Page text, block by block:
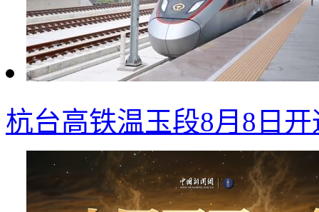
杭台高铁温玉段8月8日